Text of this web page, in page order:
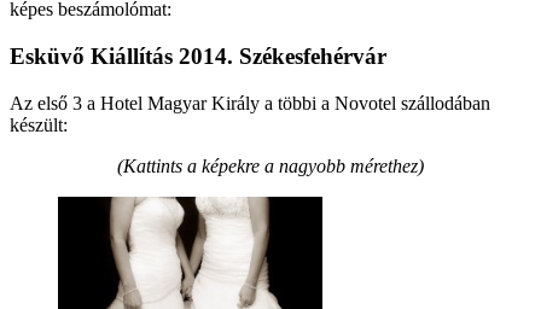
képes beszámolómat:
Esküvő Kiállítás 2014. Székesfehérvár
Az első 3 a Hotel Magyar Király a többi a Novotel szállodában
készült:
(Kattints a képekre a nagyobb mérethez)